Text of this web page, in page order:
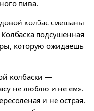
пива.
колбас смешаны
подсушенная
которую ожидаешь
колбаски —
не люблю и не ем».
и не острая.